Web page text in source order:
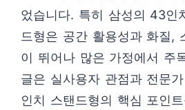
었습니다. 특히 삼성의 43인
드형은 공간 활용성과 화질,
이 뛰어나 많은 가정에서 주
글은 실사용자 관점과 전문
인치 스탠드형의 핵심 포인